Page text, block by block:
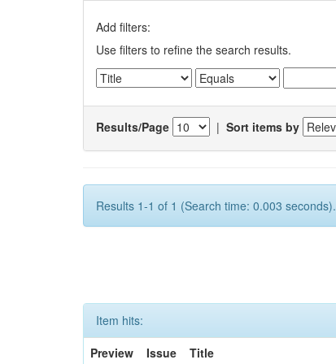
Add filters:
Use filters to refine the search results.
Results/Page | Sort items by
Results 1-1 of 1 (Search time: 0.003 seconds).
Item hits:
Preview
Issue
Title